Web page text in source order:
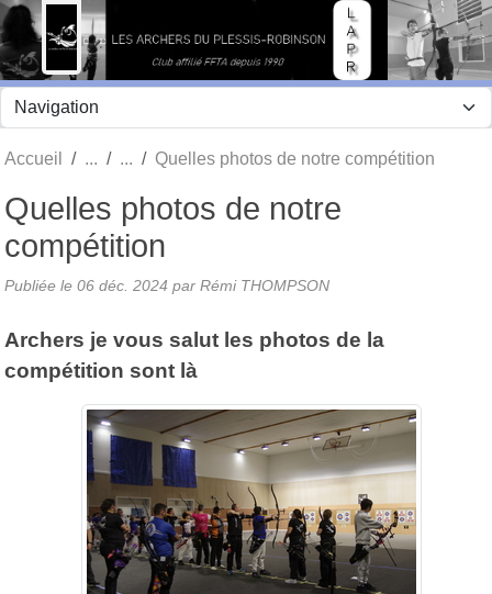
Accueil Quelles photos de notre compétition
Quelles photos de notre
compétition
Publiée le 06 déc. 2024 par Rémi THOMPSON
Archers je vous salut les photos de la
compétition sont là
Panneau de gestion des cookies